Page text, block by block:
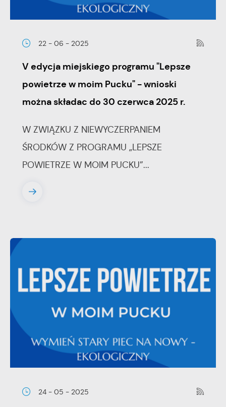
22 - 06 - 2025
V edycja miejskiego programu "Lepsze
powietrze w moim Pucku" - wnioski
można składac do 30 czerwca 2025 r.
W ZWIĄZKU Z NIEWYCZERPANIEM
ŚRODKÓW Z PROGRAMU „LEPSZE
POWIETRZE W MOIM PUCKU”...
24 - 05 - 2025